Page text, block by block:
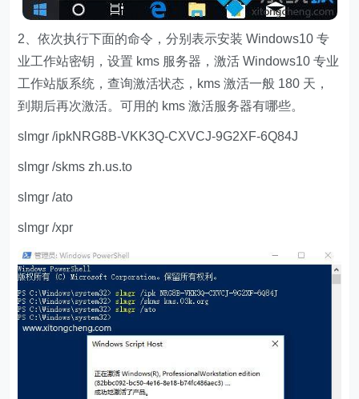
2、依次执行下面的命令，分别表示安装 Windows10 专
业工作站密钥，设置 kms 服务器，激活 Windows10 专业
工作站版系统，查询激活状态，kms 激活一般 180 天，
到期后再次激活。可用的 kms 激活服务器有哪些。
slmgr /ipkNRG8B-VKK3Q-CXVCJ-9G2XF-6Q84J
slmgr /skms zh.us.to
slmgr /ato
slmgr /xpr